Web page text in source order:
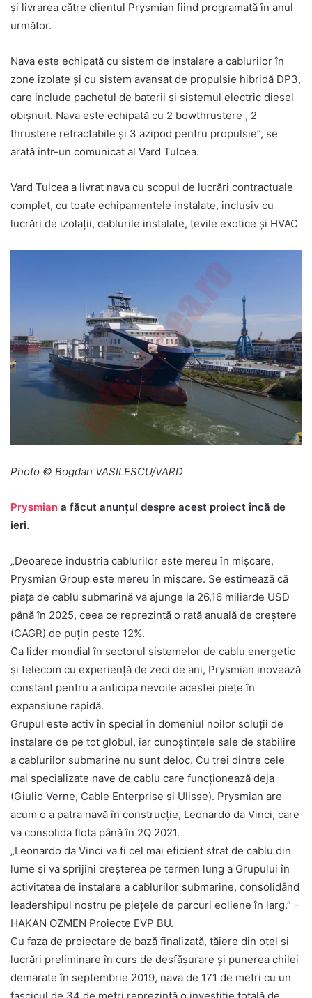
și livrarea către clientul Prysmian fiind programată în anul
următor.
Nava este echipată cu sistem de instalare a cablurilor în
zone izolate și cu sistem avansat de propulsie hibridă DP3,
care include pachetul de baterii și sistemul electric diesel
obișnuit. Nava este echipată cu 2 bowthrustere , 2
thrustere retractabile și 3 azipod pentru propulsie”, se
arată într-un comunicat al Vard Tulcea.
Vard Tulcea a livrat nava cu scopul de lucrări contractuale
complet, cu toate echipamentele instalate, inclusiv cu
lucrări de izolații, cablurile instalate, ţevile exotice și HVAC
Photo © Bogdan VASILESCU/VARD
Prysmian a făcut anunţul despre acest proiect încă de
ieri.
„Deoarece industria cablurilor este mereu în mișcare,
Prysmian Group este mereu în mișcare. Se estimează că
piața de cablu submarină va ajunge la 26,16 miliarde USD
până în 2025, ceea ce reprezintă o rată anuală de creștere
(CAGR) de puțin peste 12%.
Ca lider mondial în sectorul sistemelor de cablu energetic
și telecom cu experiență de zeci de ani, Prysmian inovează
constant pentru a anticipa nevoile acestei piețe în
expansiune rapidă.
Grupul este activ în special în domeniul noilor soluții de
instalare de pe tot globul, iar cunoștințele sale de stabilire
a cablurilor submarine nu sunt deloc. Cu trei dintre cele
mai specializate nave de cablu care funcționează deja
(Giulio Verne, Cable Enterprise și Ulisse). Prysmian are
acum o a patra navă în construcție, Leonardo da Vinci, care
va consolida flota până în 2Q 2021.
„Leonardo da Vinci va fi cel mai eficient strat de cablu din
lume și va sprijini creșterea pe termen lung a Grupului în
activitatea de instalare a cablurilor submarine, consolidând
leadershipul nostru pe piețele de parcuri eoliene în larg.” –
HAKAN OZMEN Proiecte EVP BU.
Cu faza de proiectare de bază finalizată, tăiere din oțel și
lucrări preliminare în curs de desfășurare și punerea chilei
demarate în septembrie 2019, nava de 171 de metri cu un